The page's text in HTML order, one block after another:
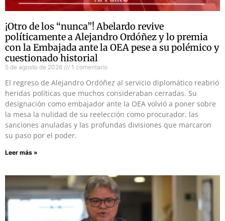
¡Otro de los “nunca”! Abelardo revive
políticamente a Alejandro Ordóñez y lo premia
con la Embajada ante la OEA pese a su polémico y
cuestionado historial
5 de agosto de 2026 1 comentario
El regreso de Alejandro Ordóñez al servicio diplomático reabrió
heridas políticas que muchos consideraban cerradas. Su
designación como embajador ante la OEA volvió a poner sobre
la mesa la nulidad de su reelección como procurador, las
sanciones anuladas y las profundas divisiones que marcaron
su paso por el poder.
Leer más »